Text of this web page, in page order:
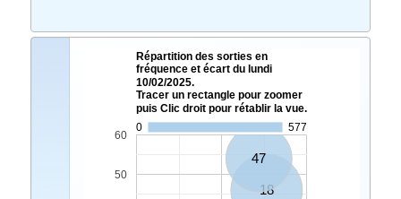
Répartition des sorties en
fréquence et écart du lundi
10/02/2025.
Tracer un rectangle pour zoomer
puis Clic droit pour rétablir la vue.
0
577
18
47
50
60